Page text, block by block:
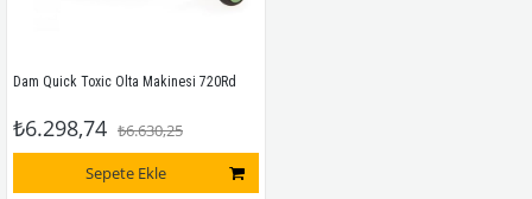
Dam Quick Toxic Olta Makinesi 720Rd
₺6.298,74 ₺6.630,25
Sepete Ekle